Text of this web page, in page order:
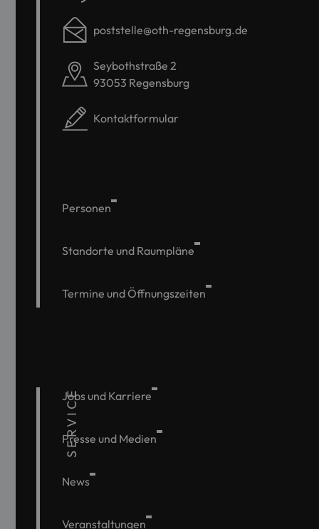
poststelle@oth-regensburg.de
Seybothstraße 2
93053 Regensburg
Kontaktformular
Personen
Standorte und Raumpläne
Termine und Öffnungszeiten
SERVICE
Jobs und Karriere
Presse und Medien
News
Veranstaltungen